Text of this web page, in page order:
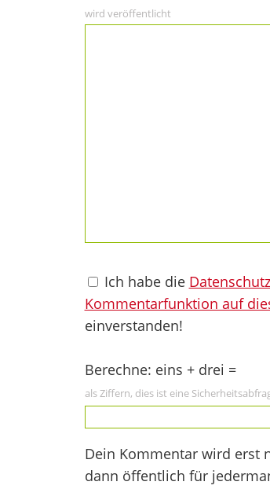
wird veröffentlicht
Ich habe die
Kommentarfunktion auf
einverstanden!
Berechne: eins + drei =
als Ziffern, dies ist eine
Dein Kommentar wird erst
dann öffentlich für